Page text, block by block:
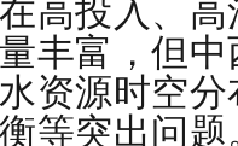
在高投入、
量丰富，但
水资源时空
衡等突出问